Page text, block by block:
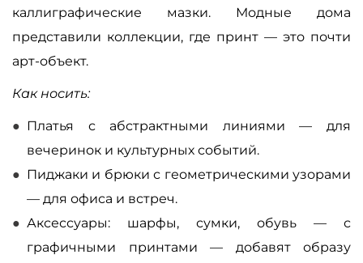
каллиграфические мазки. Модные дома
представили коллекции, где принт — это почти
арт-объект.
Как носить:
Платья с абстрактными линиями — для
вечеринок и культурных событий.
Пиджаки и брюки с геометрическими узорами
— для офиса и встреч.
Аксессуары: шарфы, сумки, обувь — с
графичными принтами — добавят образу